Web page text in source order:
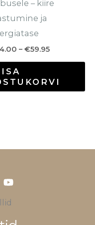
– kiire
ja
– €59.95